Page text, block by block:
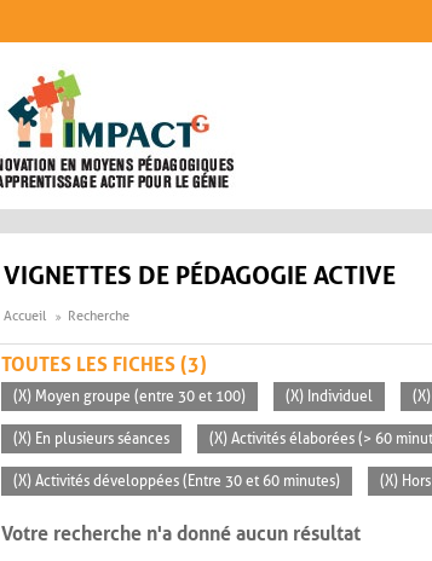
VIGNETTES DE PÉDAGOGIE ACTIVE
Accueil Recherche
TOUTES LES FICHES (3)
(X) Moyen groupe (entre 30 et 100) (X) Individuel
(X) En plusieurs séances (X) Activités élaborées (> 60
(X) Activités développées (Entre 30 et 60 minutes) (X)
Votre recherche n'a donné aucun résultat